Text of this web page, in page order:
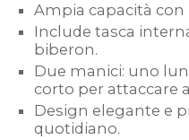
Ampia capacità
Include tasca
biberon.
Due manici: uno
corto per attaccare
Design elegante e
quotidiano.